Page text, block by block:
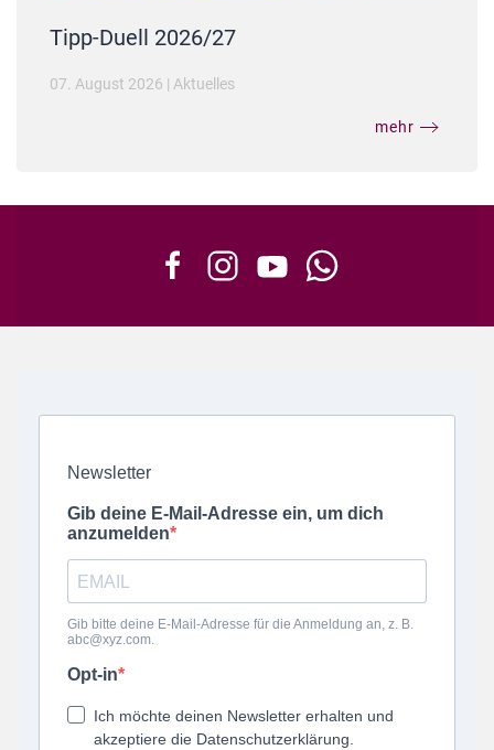
Tipp-Duell 2026/27
07. August 2026 | Aktuelles
mehr